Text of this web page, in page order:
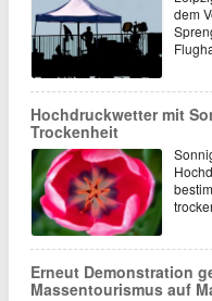
dem
Hochdruckwetter mit
Trockenheit
Erneut Demonstration
Massentourismus auf